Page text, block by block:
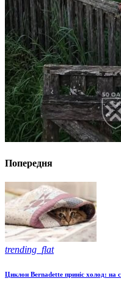
Попередня
trending_flat
Циклон Bernadette приніс холод: на